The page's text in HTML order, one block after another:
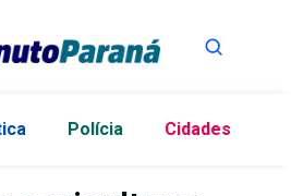
Polícia Cidades